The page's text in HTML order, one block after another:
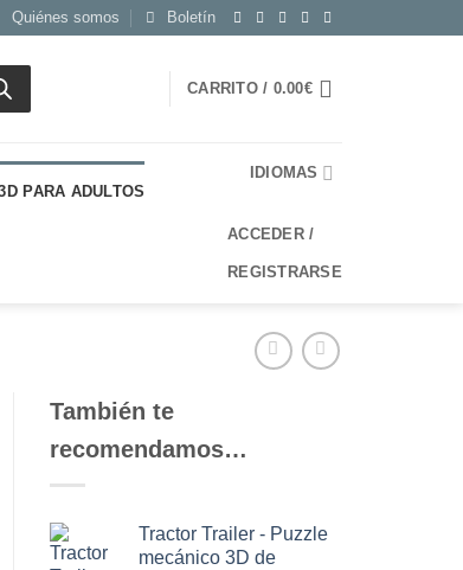
Quiénes somos Boletín
CARRITO / 0.00€
PARA ADULTOS
IDIOMAS
ACCEDER /
REGISTRARSE
También te
recomendamos…
Tractor Trailer - Puzzle
mecánico 3D de